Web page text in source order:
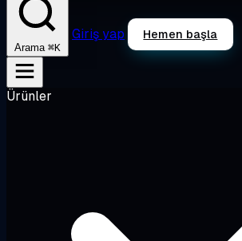
Arama ⌘K
Giriş yap Hemen başla
Ürünler